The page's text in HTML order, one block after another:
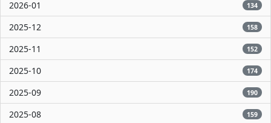
2026-01 134
2025-12 158
2025-11 152
2025-10 174
2025-09 190
2025-08 159